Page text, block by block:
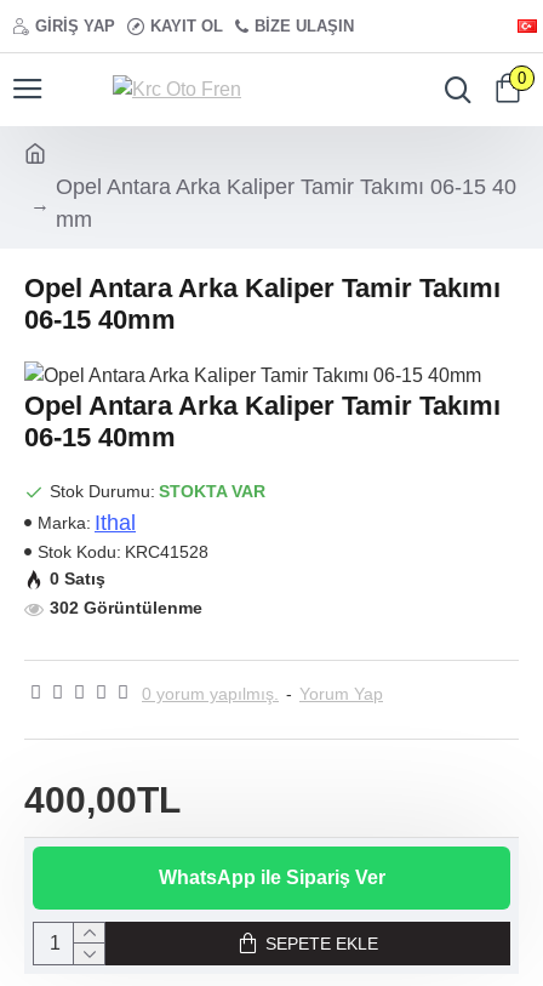
GIRIŞ YAP KAYIT OL BIZE ULAŞIN
0
Opel Antara Arka Kaliper Tamir Takımı 06-15 40
mm
Opel Antara Arka Kaliper Tamir Takımı
06-15 40mm
Opel Antara Arka Kaliper Tamir Takımı
06-15 40mm
Stok Durumu: STOKTA VAR
Marka: Ithal
Stok Kodu: KRC41528
0 Satış
302 Görüntülenme
0 yorum yapılmış. - Yorum Yap
400,00TL
WhatsApp ile Sipariş Ver
SEPETE EKLE